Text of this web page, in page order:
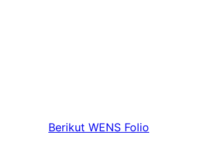
Berikut WENS Folio